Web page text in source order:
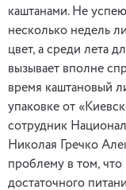
каштанами. Не
несколько недель
цвет, а среди лета
вызывает вполне
время каштановый
упаковке от
сотрудник
Николая Гречко
проблему в том,
достаточного